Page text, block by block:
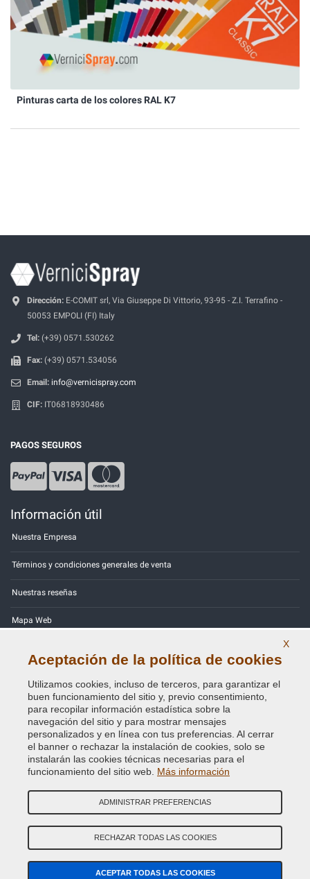
Pinturas carta de los colores RAL K7
Dirección: E-COMIT srl, Via Giuseppe Di Vittorio, 93-95 - Z.I. Terrafino -
50053 EMPOLI (FI) Italy
Tel: (+39) 0571.530262
Fax: (+39) 0571.534056
Email: info@vernicispray.com
CIF: IT06818930486
PAGOS SEGUROS
Información útil
Nuestra Empresa
Términos y condiciones generales de venta
Nuestras reseñas
Mapa Web
Política de Privacidad - RGPD
Copyright © 2014 - 2026. All Rights Reserved.
Credits:E-COMIT
SÍguenos en nuestras redes sociales
X
Aceptación de la política de cookies
Utilizamos cookies, incluso de terceros, para garantizar el
buen funcionamiento del sitio y, previo consentimiento,
para recopilar información estadística sobre la
navegación del sitio y para mostrar mensajes
personalizados y en línea con tus preferencias. Al cerrar
el banner o rechazar la instalación de cookies, solo se
instalarán las cookies técnicas necesarias para el
funcionamiento del sitio web. Más información
ADMINISTRAR PREFERENCIAS
RECHAZAR TODAS LAS COOKIES
ACEPTAR TODAS LAS COOKIES